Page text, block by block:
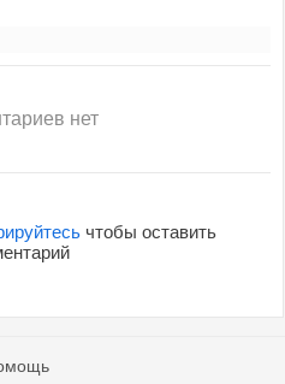
нет
чтобы оставить